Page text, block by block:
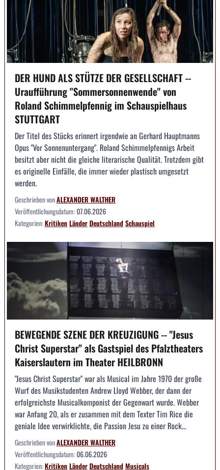
DER HUND ALS STÜTZE DER GESELLSCHAFT --
Uraufführung "Sommersonnenwende" von
Roland Schimmelpfennig im Schauspielhaus
STUTTGART
Der Titel des Stücks erinnert irgendwie an Gerhard Hauptmanns
Opus "Vor Sonnenuntergang". Roland Schimmelpfennigs Arbeit
besitzt aber nicht die gleiche literarische Qualität. Trotzdem gibt
es originelle Einfälle, die immer wieder plastisch umgesetzt
werden.
Geschrieben vonALEXANDER WALTHER
Veröffentlichungsdatum:07.06.2026
Kategorien:KritikenLänderDeutschlandSchauspiel
BEWEGENDE SZENE DER KREUZIGUNG -- "Jesus
Christ Superstar" als Gastspiel des Pfalztheaters
Kaiserslautern im Theater HEILBRONN
"Jesus Christ Superstar" war als Musical im Jahre 1970 der große
Wurf des Musikstudenten Andrew Lloyd Webber, der dann der
erfolgreichste Musicalkomponist der Gegenwart wurde. Webber
war Anfang 20, als er zusammen mit dem Texter Tim Rice die
geniale Idee verwirklichte, die Passion Jesu zu einer Rock...
Geschrieben vonALEXANDER WALTHER
Veröffentlichungsdatum:06.06.2026
Kategorien:KritikenLänderDeutschlandMusicals